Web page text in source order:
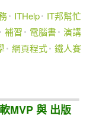
ITHelp
IT邦幫忙
補習 電腦書 演講
網頁程式 鐵人賽
MVP 與 出版